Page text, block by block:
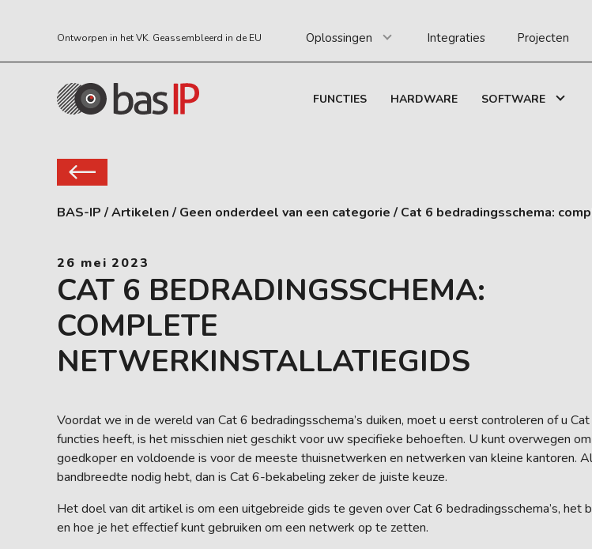
Ontworpen in het VK. Geassembleerd in de EU Oplossingen Integraties Projecten
FUNCTIES HARDWARE SOFTWARE
BAS-IP /Artikelen / Geen onderdeel van een categorie / Cat 6 bedradingsschema:
26 mei 2023
CAT 6 BEDRADINGSSCHEMA:
COMPLETE
NETWERKINSTALLATIEGIDS
Voordat we in de wereld van Cat 6 bedradingsschema’s duiken, moet u eerst controleren of u
functies heeft, is het misschien niet geschikt voor uw specifieke behoeften. U kunt overwegen
goedkoper en voldoende is voor de meeste thuisnetwerken en netwerken van kleine kantoren.
bandbreedte nodig hebt, dan is Cat 6-bekabeling zeker de juiste keuze.
Het doel van dit artikel is om een uitgebreide gids te geven over Cat 6 bedradingsschema’s,
en hoe je het effectief kunt gebruiken om een netwerk op te zetten.